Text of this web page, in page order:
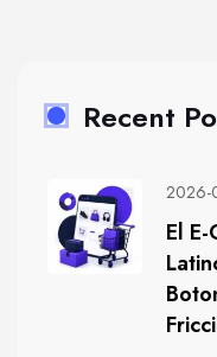
Recent
2026-
El